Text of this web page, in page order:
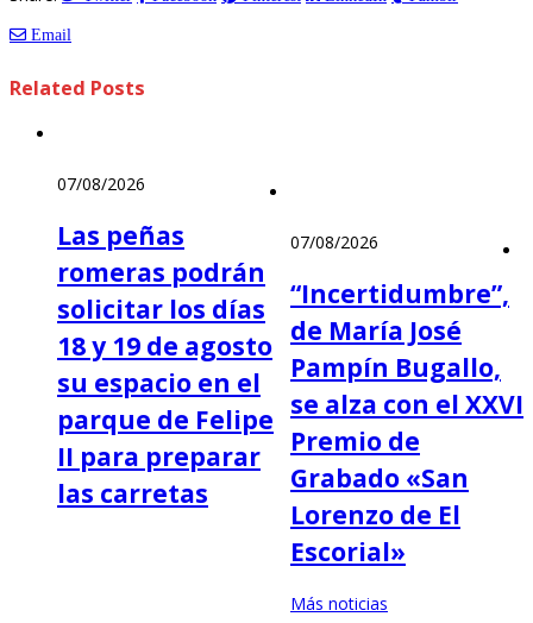
Email
Related Posts
07/08/2026
Las peñas
romeras podrán
solicitar los días
18 y 19 de agosto
su espacio en el
parque de Felipe
II para preparar
las carretas
07/08/2026
“Incertidumbre”,
de María José
Pampín Bugallo,
se alza con el XXVI
Premio de
Grabado «San
Lorenzo de El
Escorial»
Más noticias